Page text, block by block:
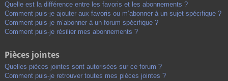
Quelle est la différence entre les favoris et les abonnements ?
Comment puis-je ajouter aux favoris ou m’abonner à un sujet spécifique ?
Comment puis-je m’abonner à un forum spécifique ?
Comment puis-je résilier mes abonnements ?
Pièces jointes
Quelles pièces jointes sont autorisées sur ce forum ?
Comment puis-je retrouver toutes mes pièces jointes ?